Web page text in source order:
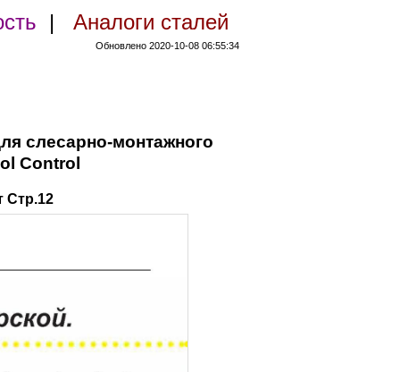
| Аналоги сталей
Обновлено 2020-10-08 06:55:34
слесарно-монтажного
Control
Стр.12